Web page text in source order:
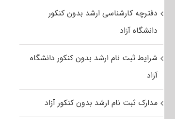
دفترچه کارشناسی ارشد بدون کنکور
دانشگاه آزاد
شرایط ثبت نام ارشد بدون کنکور دانشگاه
آزاد
مدارک ثبت نام ارشد بدون کنکور آزاد